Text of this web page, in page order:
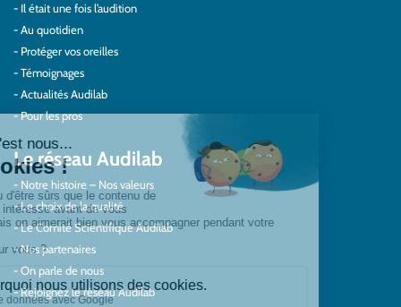
Il était une fois l’audition
Au quotidien
Protéger vos oreilles
Témoignages
Actualités Audilab
Pour les pros
Le réseau Audilab
Notre histoire – Nos valeurs
Le choix de la qualité
Le Comité Scientifique Audilab
Nos partenaires
On parle de nous
Rejoignez le réseau Audilab